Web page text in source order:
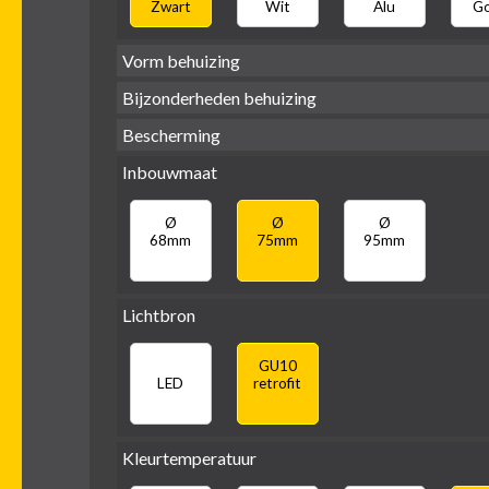
Zwart Wit Alu
Vorm behuizing
Bijzonderheden behuizing
Bescherming
IP20
dicht
Inbouwmaat
Ø
68mm
Ø
75mm
Ø
95mm
Lichtbron
LED
GU10
retrofit
Kleurtemperatuur